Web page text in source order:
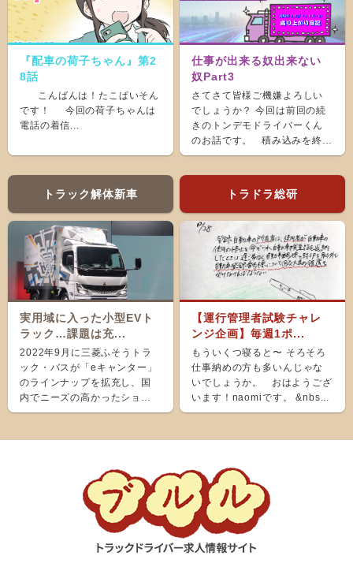
『配車の荷子ちゃん』第2
8話
こんばんは！たこぱいそん
です！ 今回の荷子ちゃんは
電話の着信...
仕事が出来る奴出来ない
奴Part3
さてさて皆様ご機嫌よろしい
でしょうか？ 今回は前回の続
きのトンデモドライバーくん
のお話です。 積み込みを終
え、ホッと...
トラック解体新車
実用域に入った小型EVト
ラック…課題は充...
2022年9月に三菱ふそうトラ
ック・バスが「eキャンター」
のラインナップを拡充し、国
内でニーズの高かったショー
ト＆ナローボディ（G...
トラドラ総研
【運行管理者試験チャレ
ンジ企画】毎週1ポ...
もういくつ寝ると〜 そろそろ
仕事納めの方も多いんじゃな
いでしょうか。 おはようござ
います！naomiです。 &nbs...